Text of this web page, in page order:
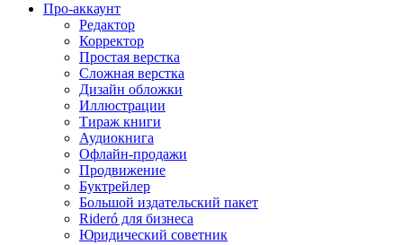
Про-аккаунт
Редактор
Корректор
Простая верстка
Сложная верстка
Дизайн обложки
Иллюстрации
Тираж книги
Аудиокнига
Офлайн-продажи
Продвижение
Буктрейлер
Большой издательский пакет
Rideró для бизнеса
Юридический советник